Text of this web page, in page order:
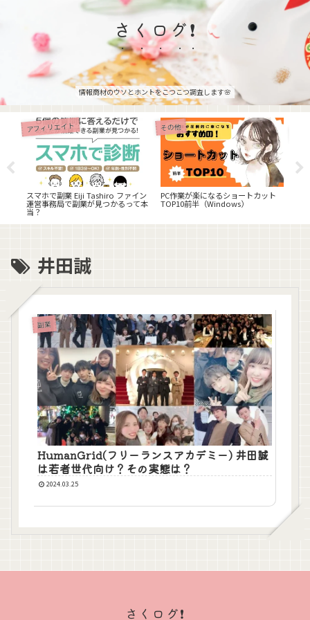
さくログ❗
情報商材のウソとホントをこつこつ調査します🌸
アフィリエイト
スマホで副業 Eiji Tashiro ファイン
運営事務局で副業が見つかるって本
当？
その他
PC作業が楽になるショートカット
TOP10前半（Windows）
井田誠
副業
HumanGrid(フリーランスアカデミー) 井田誠
は若者世代向け？その実態は？
2024.03.25
さくログ❗